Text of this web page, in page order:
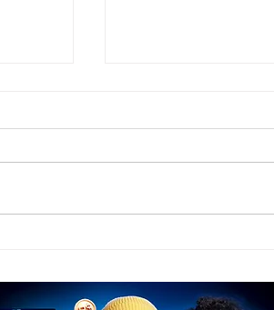
empreendedores com
crescimento